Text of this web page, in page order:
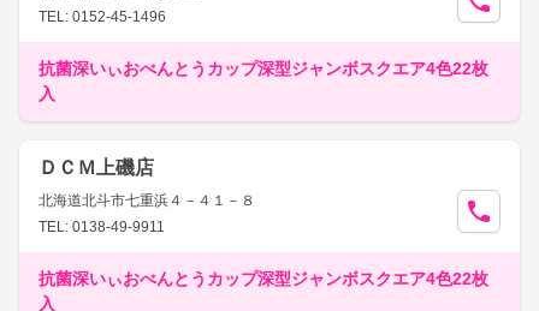
TEL: 0152-45-1496
抗菌深いぃおべんとうカップ深型ジャンボスクエア4色22枚
入
ＤＣＭ上磯店
北海道北斗市七重浜４－４１－８
TEL: 0138-49-9911
抗菌深いぃおべんとうカップ深型ジャンボスクエア4色22枚
入